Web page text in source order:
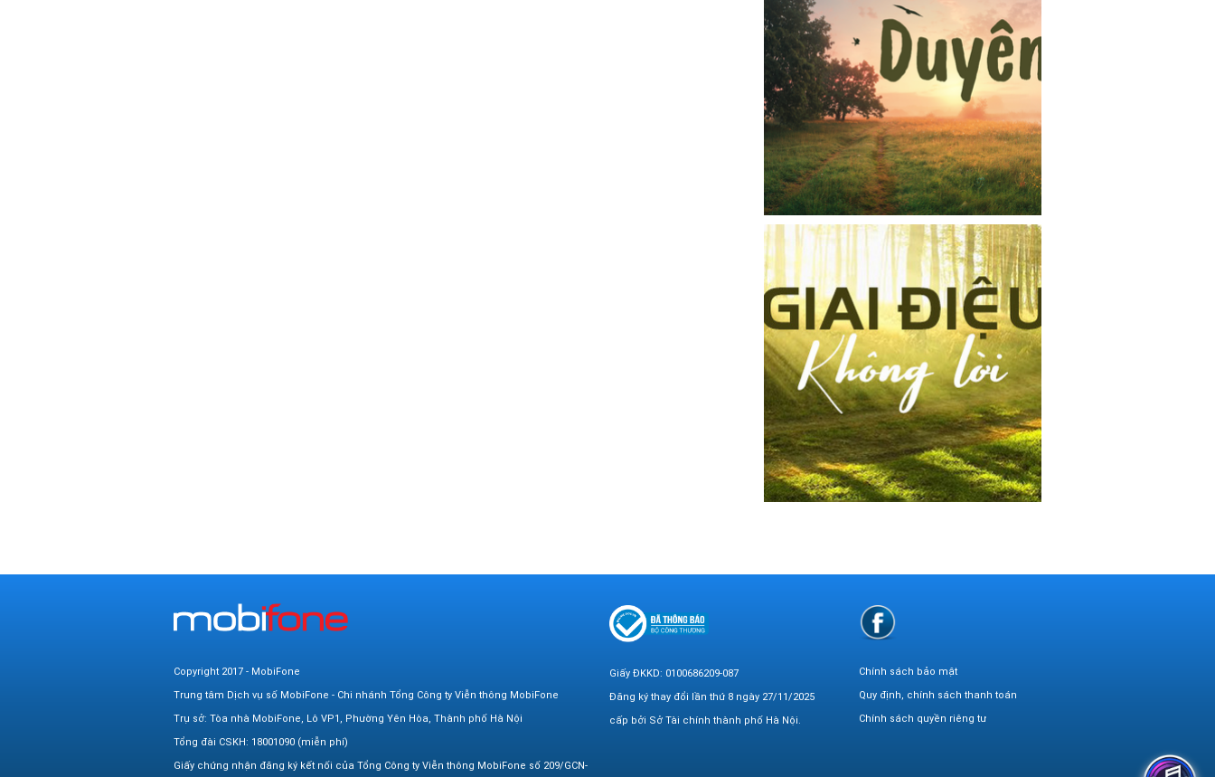
Copyright 2017 - MobiFone
Trung tâm Dịch vụ số MobiFone - Chi nhánh Tổng Công ty Viễn thông MobiFone
Trụ sở: Tòa nhà MobiFone, Lô VP1, Phường Yên Hòa, Thành phố Hà Nội
Tổng đài CSKH: 18001090 (miễn phí)
Giấy chứng nhận đăng ký kết nối của Tổng Công ty Viễn thông MobiFone số 209/GCN-
Giấy ĐKKD: 0100686209-087
Đăng ký thay đổi lần thứ 8 ngày 27/11/2025
cấp bởi Sở Tài chính thành phố Hà Nội.
Chính sách bảo mật
Quy định, chính sách thanh toán
Chính sách quyền riêng tư